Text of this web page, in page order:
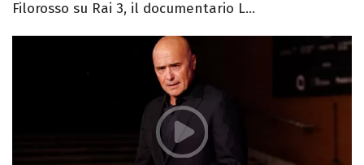
Filorosso su Rai 3, il documentario L...